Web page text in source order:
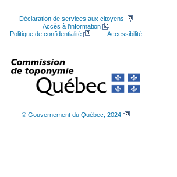
Déclaration de services aux citoyens
Accès à l’information
Politique de confidentialité
Accessibilité
© Gouvernement du Québec, 2024